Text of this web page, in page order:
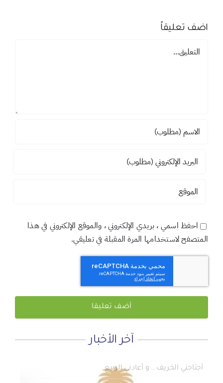
آخر الأخبار
أجتاحني الخريف .. و أعادني الربيع
لماذا نعمل 8 ساعات؟
المنطقة الآمنة
اضف تعليقاً
تعليق
احفظ اسمي ، بريدي الإلكتروني ، والموقع الإلكتروني في هذا
المتصفح لاستخدامها المرة المقبلة في تعليقي.